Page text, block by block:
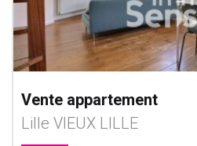
Vente appartement
Lille VIEUX LILLE